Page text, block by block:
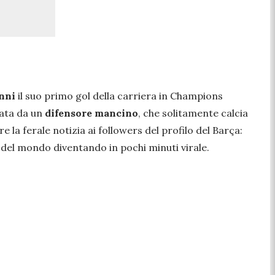
il suo primo gol della carriera in Champions
da un difensore mancino, che solitamente calcia
la ferale notizia ai followers del profilo del Barça:
mondo diventando in pochi minuti virale.